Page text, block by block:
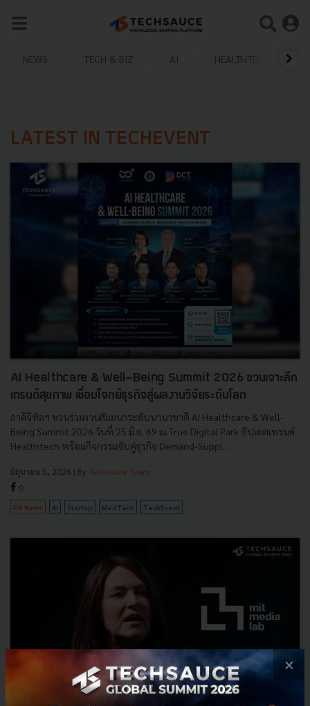
NEWS TECH & BIZ AI HEALTHTECH
LATEST IN TECHEVENT
AI Healthcare & Well-Being Summit 2026 ชวนเจาะลึก
เทรนด์สุขภาพ เชื่อมโจทย์ธุรกิจสู่ผลงานวิจัยระดับโลก
ภาดิจิทัลฯ ชวนร่วมงานสัมมนาระดับนานาชาติ AI Healthcare & Well-
Being Summit 2026 วันที่ 25 มิ.ย. 69 ณ True Digital Park อัปเดตเทรนด์
Healthtech พร้อมกิจกรรมจับคู่ธุรกิจ Demand-Suppl...
มิถุนายน 5, 2026 | By Techsauce Team
0
PR News AI Startup MedTech TechEvent
×